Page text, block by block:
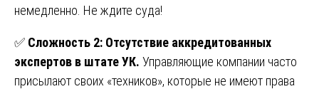
немедленно. Не ждите суда!
✅ Сложность 2: Отсутствие аккредитованных
экспертов в штате УК. Управляющие компании часто
присылают своих «техников», которые не имеют права